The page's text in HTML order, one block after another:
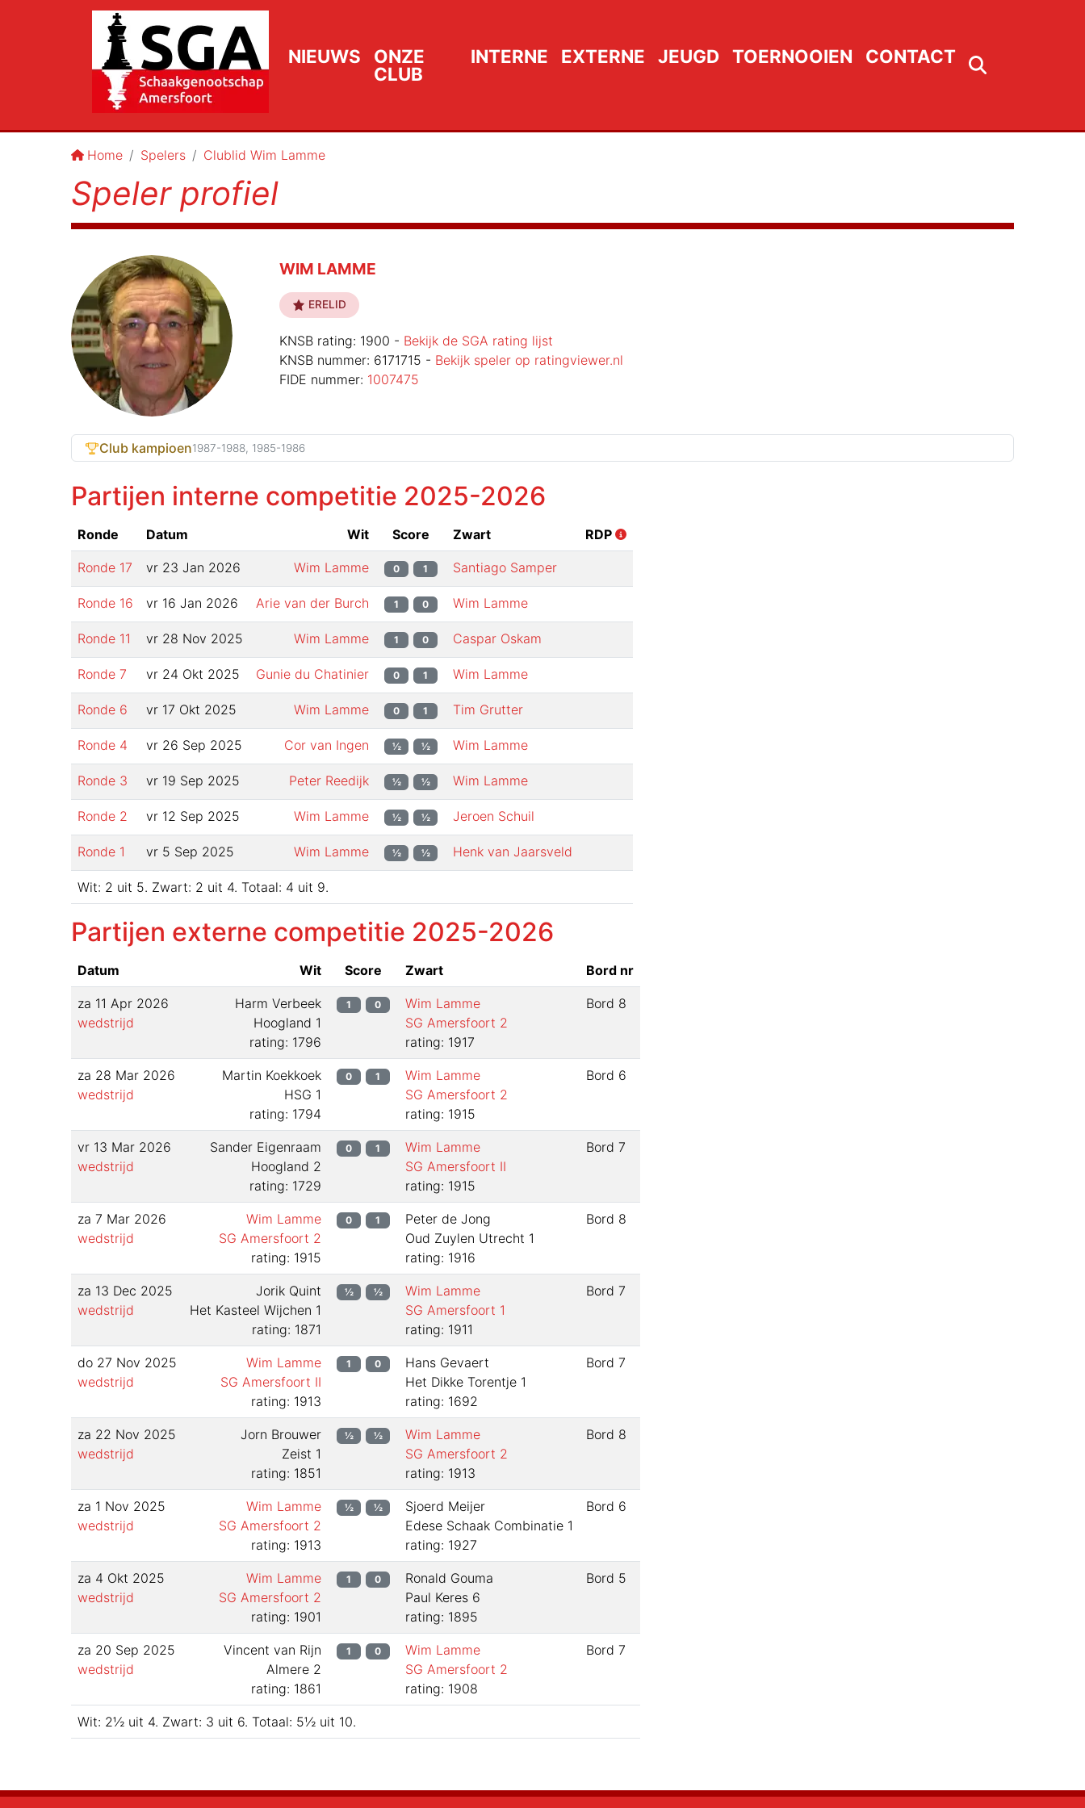
NIEUWS
ONZE
CLUB
INTERNE EXTERNE JEUGD TOERNOOIEN CONTACT
Home Spelers Clublid Wim Lamme
Speler profiel
WIM LAMME
ERELID
KNSB rating: 1900 - Bekijk de SGA rating lijst
KNSB nummer: 6171715 - Bekijk speler op ratingviewer.nl
FIDE nummer: 1007475
Club kampioen1987-1988, 1985-1986
Partijen interne competitie 2025-2026
Ronde Datum Wit Score Zwart RDP
Ronde 17 vr 23 Jan 2026 Wim Lamme 0 1 Santiago Samper
Ronde 16 vr 16 Jan 2026 Arie van der Burch 1 0 Wim Lamme
Ronde 11 vr 28 Nov 2025 Wim Lamme 1 0 Caspar Oskam
Ronde 7 vr 24 Okt 2025 Gunie du Chatinier 0 1 Wim Lamme
Ronde 6 vr 17 Okt 2025 Wim Lamme 0 1 Tim Grutter
Ronde 4 vr 26 Sep 2025 Cor van Ingen ½ ½ Wim Lamme
Ronde 3 vr 19 Sep 2025 Peter Reedijk ½ ½ Wim Lamme
Ronde 2 vr 12 Sep 2025 Wim Lamme ½ ½ Jeroen Schuil
Ronde 1 vr 5 Sep 2025 Wim Lamme ½ ½ Henk van Jaarsveld
Wit: 2 uit 5. Zwart: 2 uit 4. Totaal: 4 uit 9.
Partijen externe competitie 2025-2026
Datum Wit Score Zwart Bord nr
za 11 Apr 2026
wedstrijd
Harm Verbeek
Hoogland 1
rating: 1796
1 0
Wim Lamme
SG Amersfoort 2
rating: 1917
Bord 8
za 28 Mar 2026
wedstrijd
Martin Koekkoek
HSG 1
rating: 1794
0 1
Wim Lamme
SG Amersfoort 2
rating: 1915
Bord 6
vr 13 Mar 2026
wedstrijd
Sander Eigenraam
Hoogland 2
rating: 1729
0 1
Wim Lamme
SG Amersfoort II
rating: 1915
Bord 7
za 7 Mar 2026
wedstrijd
Wim Lamme
SG Amersfoort 2
rating: 1915
0 1
Peter de Jong
Oud Zuylen Utrecht 1
rating: 1916
Bord 8
za 13 Dec 2025
wedstrijd
Jorik Quint
Het Kasteel Wijchen 1
rating: 1871
½ ½
Wim Lamme
SG Amersfoort 1
rating: 1911
Bord 7
do 27 Nov 2025
wedstrijd
Wim Lamme
SG Amersfoort II
rating: 1913
1 0
Hans Gevaert
Het Dikke Torentje 1
rating: 1692
Bord 7
za 22 Nov 2025
wedstrijd
Jorn Brouwer
Zeist 1
rating: 1851
½ ½
Wim Lamme
SG Amersfoort 2
rating: 1913
Bord 8
za 1 Nov 2025
wedstrijd
Wim Lamme
SG Amersfoort 2
rating: 1913
½ ½
Sjoerd Meijer
Edese Schaak Combinatie 1
rating: 1927
Bord 6
za 4 Okt 2025
wedstrijd
Wim Lamme
SG Amersfoort 2
rating: 1901
1 0
Ronald Gouma
Paul Keres 6
rating: 1895
Bord 5
za 20 Sep 2025
wedstrijd
Vincent van Rijn
Almere 2
rating: 1861
1 0
Wim Lamme
SG Amersfoort 2
rating: 1908
Bord 7
Wit: 2½ uit 4. Zwart: 3 uit 6. Totaal: 5½ uit 10.